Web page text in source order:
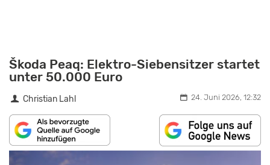
Škoda Peaq: Elektro-Siebensitzer startet
unter 50.000 Euro
Christian Lahl 24. Juni 2026, 12:32
„SKODA
PEAQ